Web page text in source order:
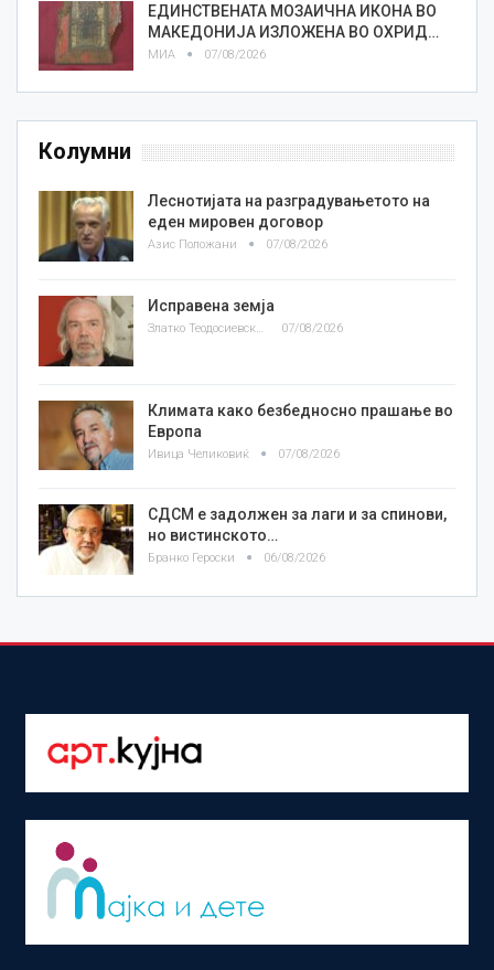
ЕДИНСТВЕНАТА МОЗАИЧНА ИКОНА ВО
МАКЕДОНИЈА ИЗЛОЖЕНА ВО ОХРИД…
МИА 07/08/2026
Колумни
Леснотијата на разградувањетото на
еден мировен договор
Азис Положани 07/08/2026
Исправена земја
Златко Теодосиевски 07/08/2026
Климата како безбедносно прашање во
Европа
Ивица Челиковиќ 07/08/2026
СДСМ е задолжен за лаги и за спинови,
но вистинското…
Бранко Героски 06/08/2026